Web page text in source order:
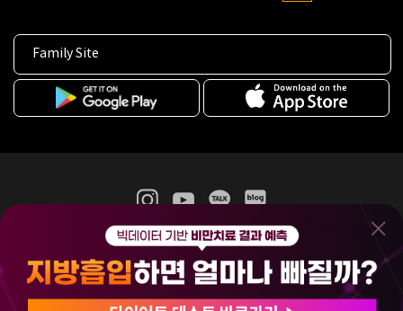
Family Site
365mc 병·의원 이용약관
홈페이지 이용약관
비급여진료수가
(주)365mcㅣ서울특별시 서초구 서초대로52길 7, 3~4층(서초동, 제일빌딩)